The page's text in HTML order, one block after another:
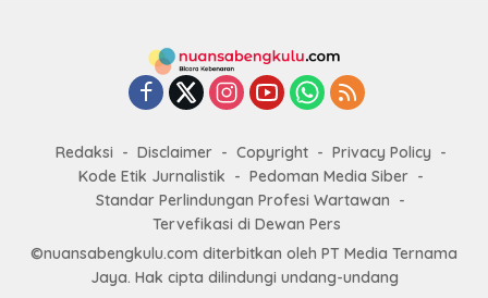
Redaksi Disclaimer Copyright
Privacy Policy
Kode Etik Jurnalistik
Pedoman Media Siber
Standar Perlindungan Profesi Wartawan
Tervefikasi di Dewan Pers
©nuansabengkulu.com diterbitkan oleh PT Media Ternama
Jaya. Hak cipta dilindungi undang-undang